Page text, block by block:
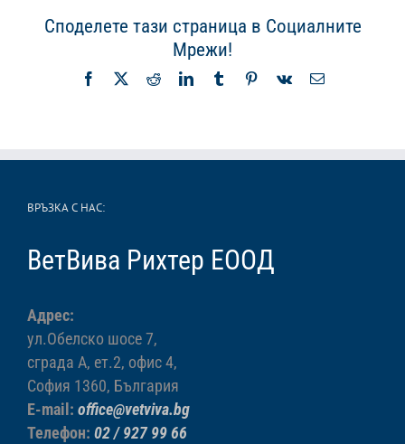
Споделете тази страница в Социалните
Мрежи!
Facebook
X RedditLinkedInTumblrPinterest
Vk Имейл
ВРЪЗКА С НАС:
ВетВива Рихтер ЕООД
Адрес:
ул.Обелско шосе 7,
сграда А, ет.2, офис 4,
София 1360, България
E-mail: office@vetviva.bg
Телефон: 02 / 927 99 66